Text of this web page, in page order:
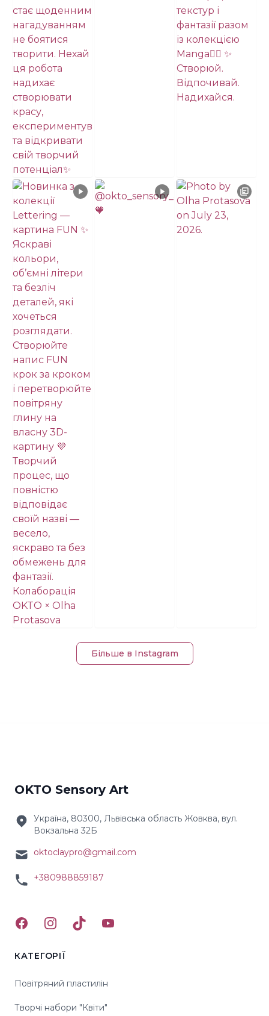
Більше в Instagram
OKTO Sensory Art
Україна, 80300, Львівська область Жовква, вул.
Вокзальна 32Б
oktoclaypro@gmail.com
+380988859187
FacebookInstagramTikTokYouTube
КАТЕГОРІЇ
Повітряний пластилін
Творчі набори "Квіти"